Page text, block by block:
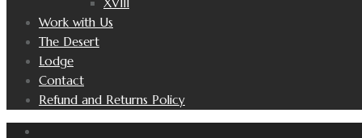
Work with Us
The Desert
Lodge
Contact
Refund and Returns Policy